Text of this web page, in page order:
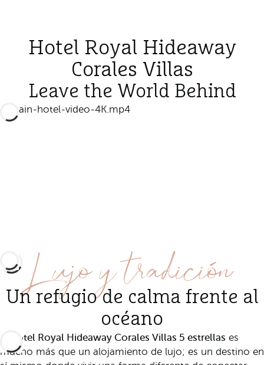
Hotel Royal Hideaway
Corales Villas
Leave the World Behind
Lujo y tradición
Un refugio de calma frente al
océano
hotel Royal Hideaway Corales Villas 5 estrellas es
mucho más que un alojamiento de lujo; es un destino en